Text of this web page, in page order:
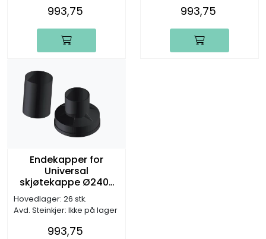
993,75 993,75
Endekapper for
Universal
skjøtekappe Ø240-
250mm
Hovedlager: 26 stk.
Avd. Steinkjer: Ikke på lager
993,75